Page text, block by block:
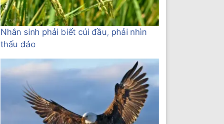
Nhân sinh phải biết cúi đầu, phải nhìn
thấu đáo